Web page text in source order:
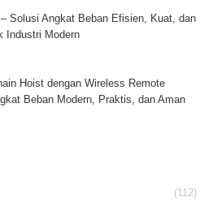
Solusi Angkat Beban Efisien, Kuat, dan
Industri Modern
Hoist dengan Wireless Remote
Beban Modern, Praktis, dan Aman
(112)